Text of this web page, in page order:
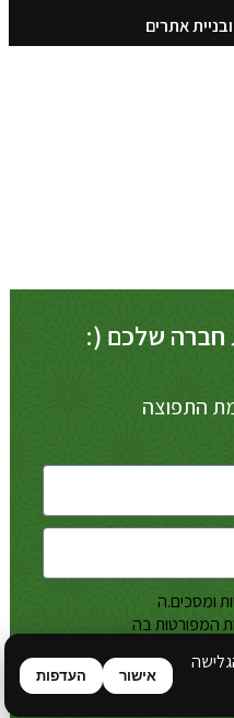
אישור העדפות
חברה שלכם (:
התפוצה
ומסכים.ה
המפורטות בה